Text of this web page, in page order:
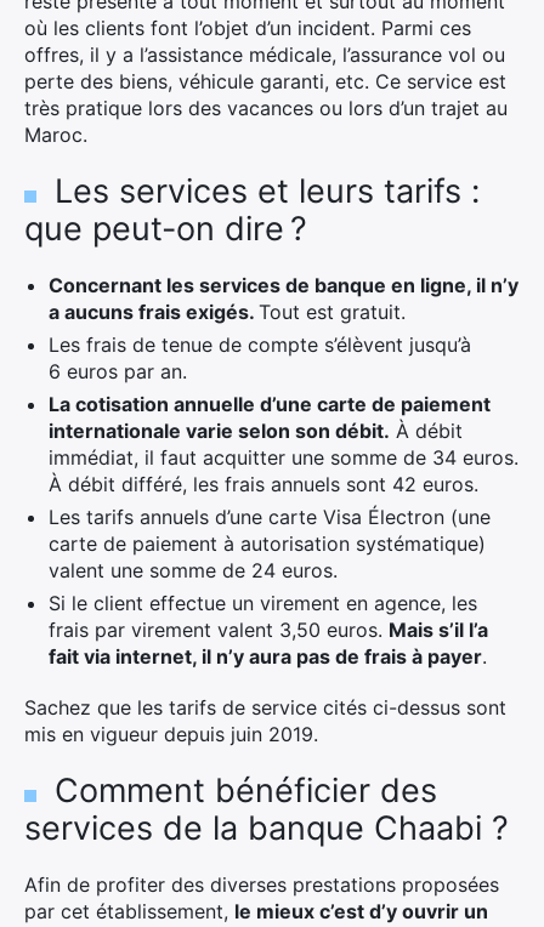
où les clients font l’objet d’un incident. Parmi ces
offres, il y a l’assistance médicale, l’assurance vol ou
perte des biens, véhicule garanti, etc. Ce service est
très pratique lors des vacances ou lors d’un trajet au
Maroc.
Les services et leurs tarifs :
que peut-on dire ?
Concernant les services de banque en ligne, il n’y
a aucuns frais exigés. Tout est gratuit.
Les frais de tenue de compte s’élèvent jusqu’à
6 euros par an.
La cotisation annuelle d’une carte de paiement
internationale varie selon son débit. À débit
immédiat, il faut acquitter une somme de 34 euros.
À débit différé, les frais annuels sont 42 euros.
Les tarifs annuels d’une carte Visa Électron (une
carte de paiement à autorisation systématique)
valent une somme de 24 euros.
Si le client effectue un virement en agence, les
frais par virement valent 3,50 euros. Mais s’il l’a
fait via internet, il n’y aura pas de frais à payer.
Sachez que les tarifs de service cités ci-dessus sont
mis en vigueur depuis juin 2019.
Comment bénéficier des
services de la banque Chaabi ?
Afin de profiter des diverses prestations proposées
par cet établissement, le mieux c’est d’y ouvrir un